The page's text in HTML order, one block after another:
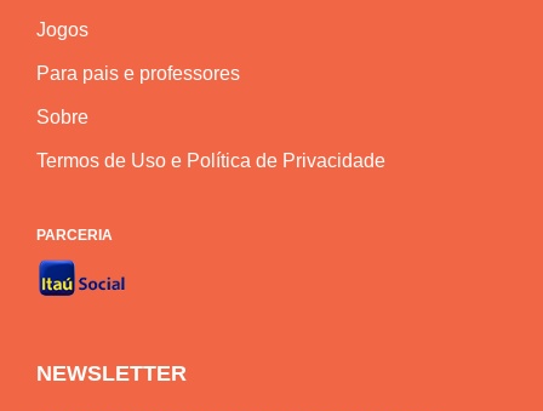
Jogos
Para pais e professores
Sobre
Termos de Uso e Política de Privacidade
PARCERIA
NEWSLETTER